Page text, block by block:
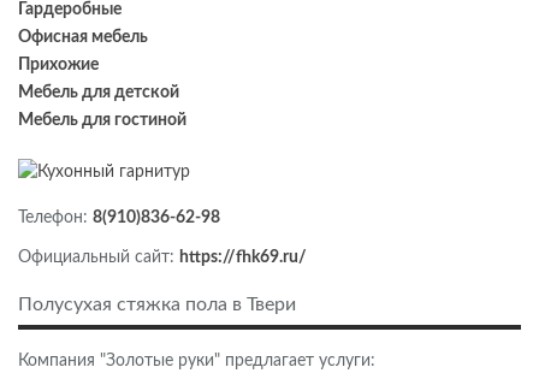
Гардеробные
Офисная мебель
Прихожие
Мебель для детской
Мебель для гостиной
Телефон: 8(910)836-62-98
Официальный сайт: https://fhk69.ru/
Полусухая стяжка пола в Твери
Компания "Золотые руки" предлагает услуги: